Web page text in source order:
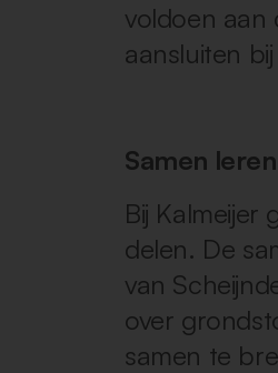
voldoen aan
aansluiten
Samen
Bij Kalmeijer
delen. De
van
over
samen te